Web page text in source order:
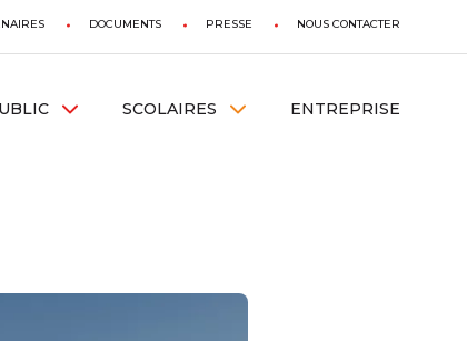
DOCUMENTS PRESSE NOUS CONTACTER
SCOLAIRES ENTREPRISE